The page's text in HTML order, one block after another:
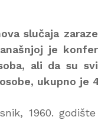
slučaja
je
ali da su
ukupno je
1960.